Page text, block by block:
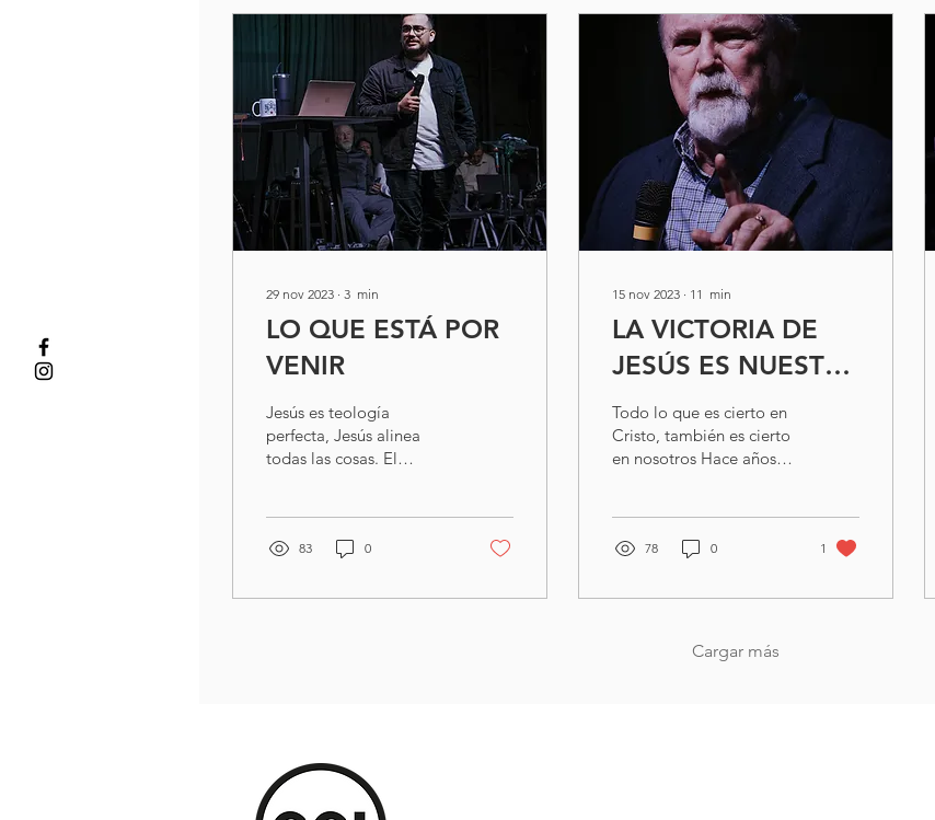
29 nov 2023 ∙ 3 min
LO QUE ESTÁ POR
VENIR
Jesús es teología
perfecta, Jesús alinea
todas las cosas. El
comenzó a llover....
83 0
15 nov 2023 ∙ 11 min
LA VICTORIA DE
JESÚS ES NUESTRA
VICTORIA
Todo lo que es cierto en
Cristo, también es cierto
en nosotros Hace años
78 0 1
Cargar más